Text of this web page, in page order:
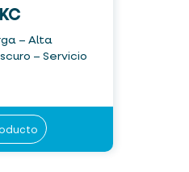
– Alta
– Servicio